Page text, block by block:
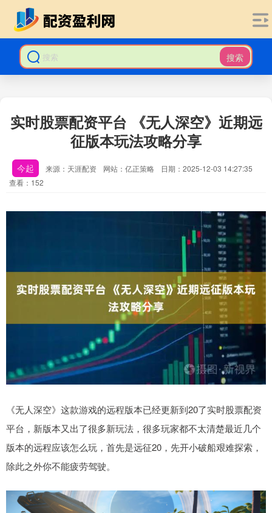
搜索
实时股票配资平台 《无人深空》近期远
征版本玩法攻略分享
今起 来源：天涯配资 网站：亿正策略
日期：2025-12-03 14:27:35
查看：152
《无人深空》这款游戏的远程版本已经更新到20了实时股票配资
平台，新版本又出了很多新玩法，很多玩家都不太清楚最近几个
版本的远程应该怎么玩，首先是远征20，先开小破船艰难探索，
除此之外你不能疲劳驾驶。